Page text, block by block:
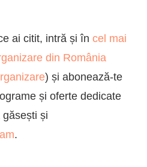
ai citit, intră și în cel mai
din România
) și abonează-te
și oferte dedicate
și
.